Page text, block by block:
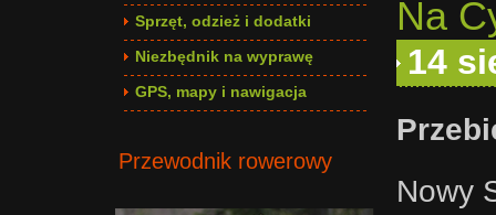
Na
14
Nowy
Sprzęt, odzież i dodatki
Niezbędnik na wyprawę
GPS, mapy i nawigacja
Przewodnik rowerowy